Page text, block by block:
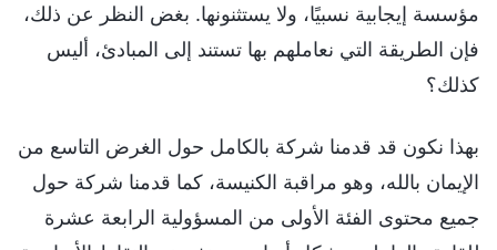
مؤسسة إيجابية نسبيًا، ولا يستثنونها. بغض النظر عن ذلك،
فإن الطريقة التي نعاملهم بها تستند إلى المبادئ، أليس
كذلك؟
بهذا نكون قد قدمنا شركة بالكامل حول الغرض التاسع من
الإيمان بالله، وهو مراقبة الكنيسة، كما قدمنا شركة حول
جميع محتوى الفئة الأولى من المسؤولية الرابعة عشرة